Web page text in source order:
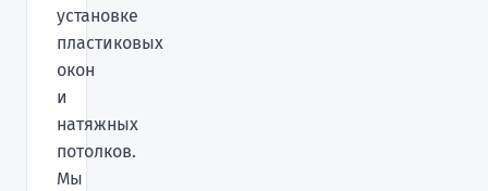
установке
пластиковых
окон
и
натяжных
потолков.
Мы